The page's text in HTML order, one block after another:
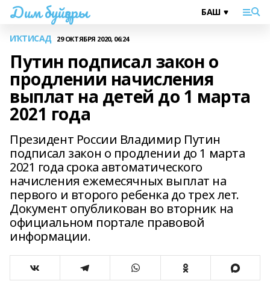
Дим буйҙары
ИҠТИСАД 29 ОКТЯБРЯ 2020, 06:24
Путин подписал закон о
продлении начисления
выплат на детей до 1 марта
2021 года
Президент России Владимир Путин
подписал закон о продлении до 1 марта
2021 года срока автоматического
начисления ежемесячных выплат на
первого и второго ребенка до трех лет.
Документ опубликован во вторник на
официальном портале правовой
информации.